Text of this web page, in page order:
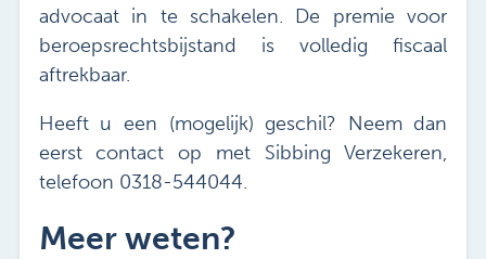
advocaat in te schakelen. De premie voor
beroepsrechtsbijstand is volledig fiscaal
aftrekbaar.
Heeft u een (mogelijk) geschil? Neem dan
eerst contact op met Sibbing Verzekeren,
telefoon 0318-544044.
Meer weten?